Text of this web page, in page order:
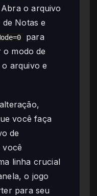
o arquivo
Notas e
para
o modo de
o arquivo e
você faça
de
você
linha crucial
o jogo
para seu